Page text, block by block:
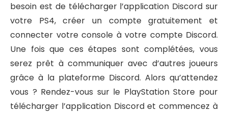
besoin est de télécharger l’application Discord sur
votre PS4, créer un compte gratuitement et
connecter votre console à votre compte Discord.
Une fois que ces étapes sont complétées, vous
serez prêt à communiquer avec d’autres joueurs
grâce à la plateforme Discord. Alors qu’attendez
vous ? Rendez-vous sur le PlayStation Store pour
télécharger l’application Discord et commencez à